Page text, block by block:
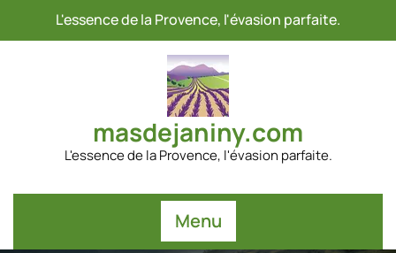
L'essence de la Provence, l'évasion parfaite.
masdejaniny.com
L'essence de la Provence, l'évasion parfaite.
Menu